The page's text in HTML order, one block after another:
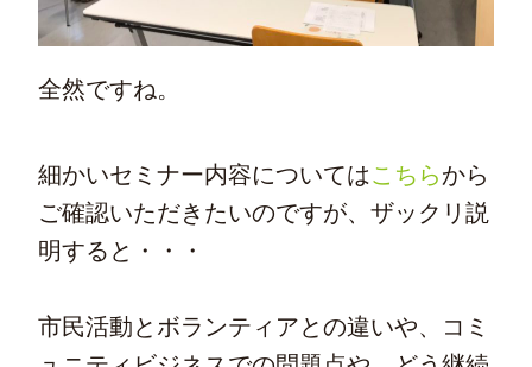
全然ですね。
細かいセミナー内容についてはこちらから
ご確認いただきたいのですが、ザックリ説
明すると・・・
市民活動とボランティアとの違いや、コミ